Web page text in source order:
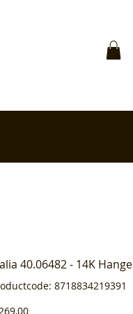
40.06482 - 14K
Productcode
8718834219391
8718834219391